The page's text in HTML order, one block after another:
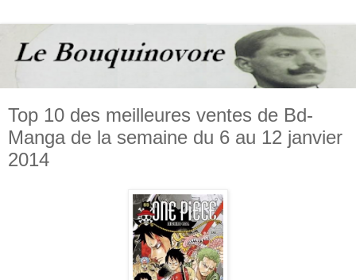
Top 10 des meilleures ventes de Bd-
Manga de la semaine du 6 au 12 janvier
2014